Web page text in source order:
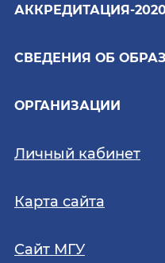
АККРЕДИТАЦИЯ-
СВЕДЕНИЯ ОБ
ОРГАНИЗАЦИИ
Личный кабинет
Карта сайта
Сайт МГУ